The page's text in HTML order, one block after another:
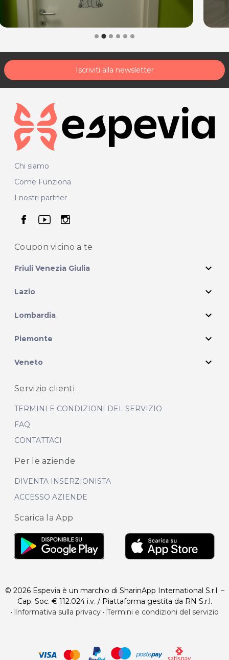
Iscriviti alla newsletter
Chi siamo
Come Funziona
I nostri partner
seguici su facebook
seguici su youtube
seguici su instagram
Coupon vicino a te
Friuli Venezia Giulia expand_more
Lazio expand_more
Lombardia expand_more
Piemonte expand_more
Veneto expand_more
Servizio clienti
TERMINI E CONDIZIONI DEL SERVIZIO
FAQ
CONTATTACI
Per le aziende
DIVENTA INSERZIONISTA
ACCESSO AZIENDE
Scarica la App
© 2026 Espevia è un marchio di SharinApp International S.r.l. –
Cap. Soc. € 112.024 i.v. / Piattaforma gestita da RN S.r.l.
·
Informativa sulla privacy· Termini e condizioni del servizio